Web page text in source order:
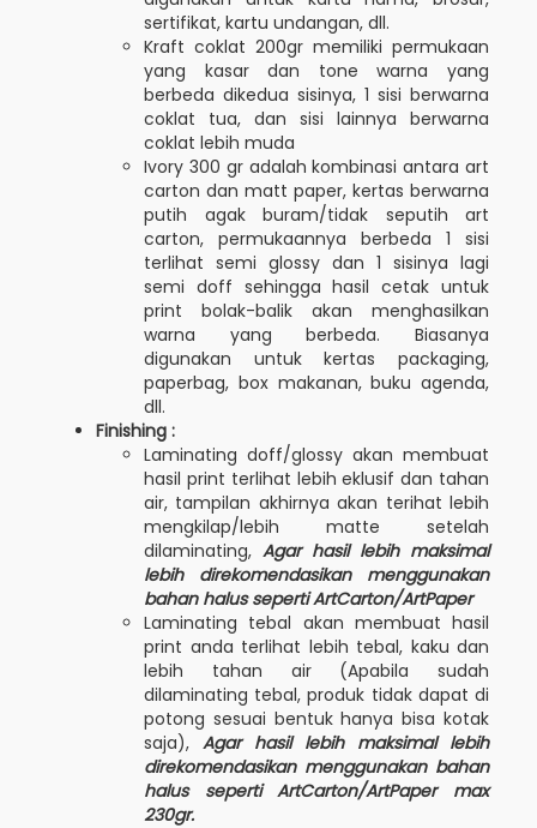
sertifikat, kartu undangan, dll.
Kraft coklat 200gr memiliki permukaan
yang kasar dan tone warna yang
berbeda dikedua sisinya, 1 sisi berwarna
coklat tua, dan sisi lainnya berwarna
coklat lebih muda
Ivory 300 gr adalah kombinasi antara art
carton dan matt paper, kertas berwarna
putih agak buram/tidak seputih art
carton, permukaannya berbeda 1 sisi
terlihat semi glossy dan 1 sisinya lagi
semi doff sehingga hasil cetak untuk
print bolak-balik akan menghasilkan
warna yang berbeda. Biasanya
digunakan untuk kertas packaging,
paperbag, box makanan, buku agenda,
dll.
Finishing :
Laminating doff/glossy akan membuat
hasil print terlihat lebih eklusif dan tahan
air, tampilan akhirnya akan terihat lebih
mengkilap/lebih matte setelah
dilaminating, Agar hasil lebih maksimal
lebih direkomendasikan menggunakan
bahan halus seperti ArtCarton/ArtPaper
Laminating tebal akan membuat hasil
print anda terlihat lebih tebal, kaku dan
lebih tahan air (Apabila sudah
dilaminating tebal, produk tidak dapat di
potong sesuai bentuk hanya bisa kotak
saja), Agar hasil lebih maksimal lebih
direkomendasikan menggunakan bahan
halus seperti ArtCarton/ArtPaper max
230gr.